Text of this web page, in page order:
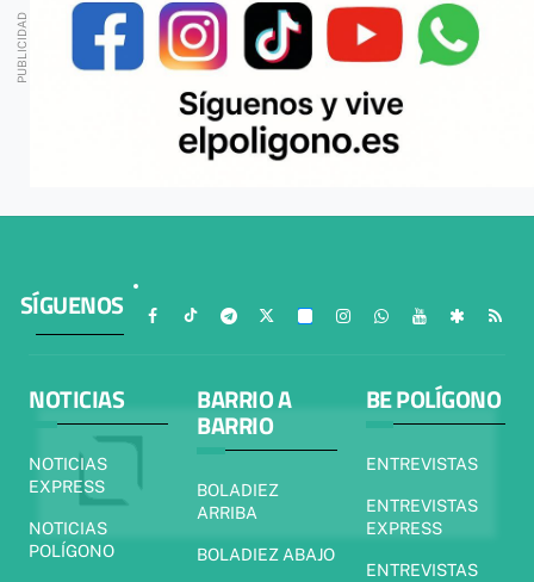
SÍGUENOS
NOTICIAS
NOTICIAS
EXPRESS
NOTICIAS
POLÍGONO
BARRIO A
BARRIO
BOLADIEZ
ARRIBA
BOLADIEZ ABAJO
BE POLÍGONO
ENTREVISTAS
ENTREVISTAS
EXPRESS
ENTREVISTAS